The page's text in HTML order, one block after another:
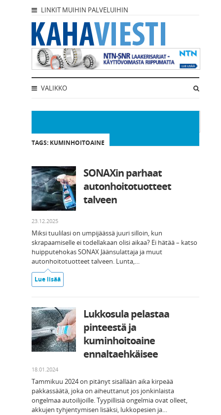
LINKIT MUIHIN PALVELUIHIN
VALIKKO
TAGS: KUMINHOITOAINE
SONAXin parhaat
autonhoitotuotteet
talveen
23.12.2025
Miksi tuulilasi on umpijäässä juuri silloin, kun
skrapaamiselle ei todellakaan olisi aikaa? Ei hätää – katso
huipputehokas SONAX Jäänsulattaja ja muut
autonhoitotuotteet talveen. Lunta,…
Lue lisää
Lukkosula pelastaa
pinteestä ja
kuminhoitoaine
ennaltaehkäisee
18.01.2024
Tammikuu 2024 on pitänyt sisällään aika kirpeää
pakkassäätä, joka on aiheuttanut jos jonkinlaista
ongelmaa autoilijoille. Tyypillisiä ongelmia ovat olleet,
akkujen tyhjentymisen lisäksi, lukkopesien ja…